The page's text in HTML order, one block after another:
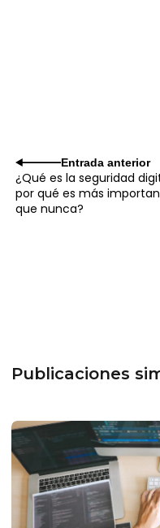
Entrada anterior
¿Qué es la seguridad
por qué es más
que nunca?
Publicaciones